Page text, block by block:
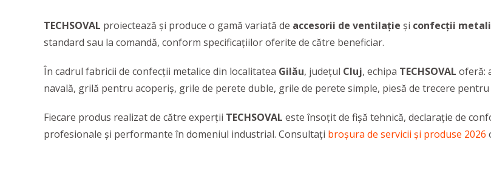
TECHSOVAL proiectează și produce o gamă variată de accesorii de ventilație și confecții
standard sau la comandă, conform specificațiilor oferite de către beneficiar.
În cadrul fabricii de confecții metalice din localitatea Gilău, județul Cluj, echipa TECHSOVAL oferă:
navală, grilă pentru acoperiș, grile de perete duble, grile de perete simple, piesă de trecere
Fiecare produs realizat de către experții TECHSOVAL este însoțit de fișă tehnică, declarație de
profesionale și performante în domeniul industrial. Consultați broșura de servicii și produse 2026